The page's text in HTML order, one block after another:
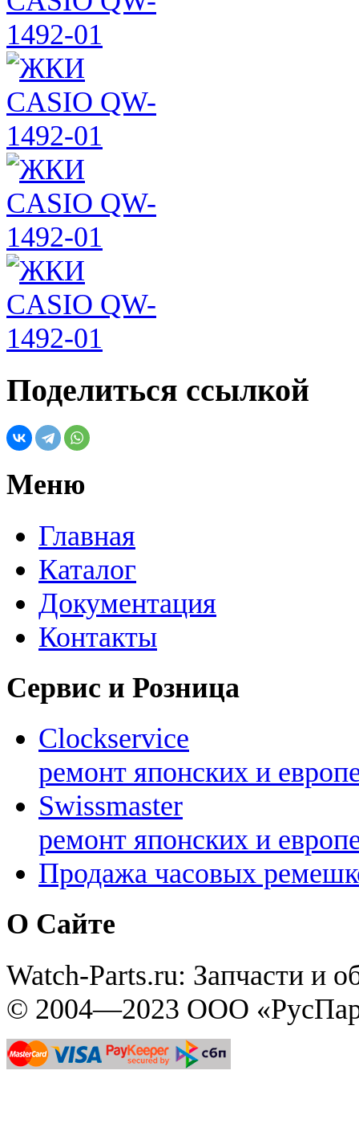
Поделиться ссылкой
Меню
Главная
Каталог
Документация
Контакты
Сервис и Розница
Clockservice
ремонт японских и
Swissmaster
ремонт японских и
Продажа часовых
О Сайте
Watch-Parts.ru: Запчасти и
© 2004—2023 ООО